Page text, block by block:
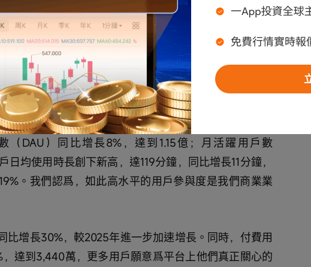
參與我們的會議。2026年對嗶哩嗶哩而言開了一個好
去年的良好勢頭，在社區建設、商業化和盈利能力方面
看社區表現。高質量內容和真實體驗繼續推動用戶自然
與度。
（DAU）同比增長8%，達到1.15億；月活躍用戶數
日均使用時長創下新高，達119分鐘，同比增長11分鐘，
。我們認爲，如此高水平的用戶參與度是我們商業業
比增長30%，較2025年進一步加速增長。同時，付費用
達到3,440萬，更多用戶願意爲平台上他們真正關心的